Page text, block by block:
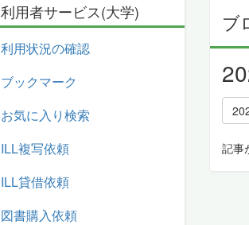
ブ
記事
利用者サービス(大学)
利用状況の確認
ブックマーク
お気に入り検索
ILL複写依頼
ILL貸借依頼
図書購入依頼